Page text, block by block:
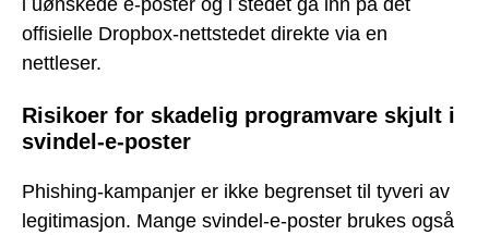
i uønskede e-poster og i stedet gå inn på det
offisielle Dropbox-nettstedet direkte via en
nettleser.
Risikoer for skadelig programvare skjult i
svindel-e-poster
Phishing-kampanjer er ikke begrenset til tyveri av
legitimasjon. Mange svindel-e-poster brukes også